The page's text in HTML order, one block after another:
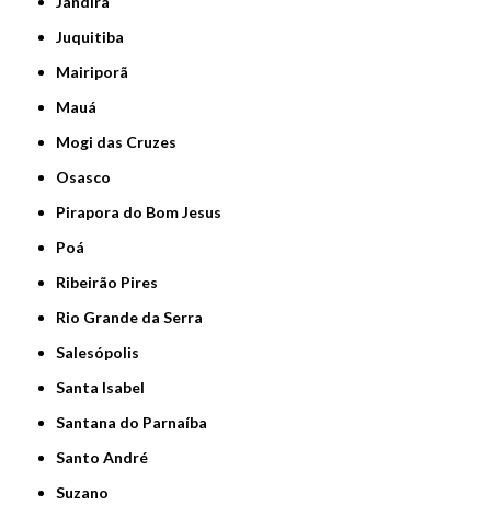
Juquitiba
Mairiporã
Mauá
Mogi das Cruzes
Osasco
Pirapora do Bom Jesus
Poá
Ribeirão Pires
Rio Grande da Serra
Salesópolis
Santa Isabel
Santana do Parnaíba
Santo André
Suzano